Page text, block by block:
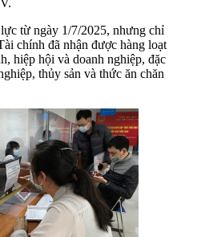
từ ngày 1/7/2025, nhưng chỉ
chính đã nhận được hàng loạt
hiệp hội và doanh nghiệp, đặc
thủy sản và thức ăn chăn